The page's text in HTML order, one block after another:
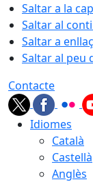
Saltar a la
Saltar al
Saltar a
Saltar al peu
Contacte
Idiomes
Català
Castellà
Anglès